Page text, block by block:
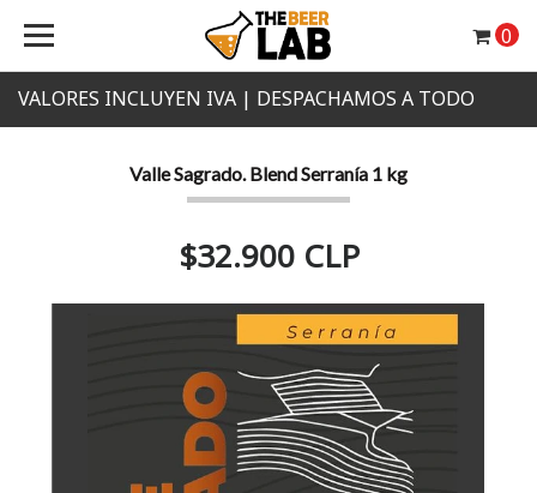
VALORES INCLUYEN IVA | DESPACHAMOS A TODO
0
Valle Sagrado. Blend Serranía 1 kg
$32.900 CLP